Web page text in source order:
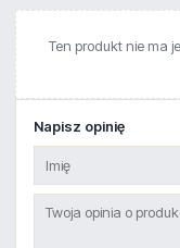
Ten produkt nie ma
Napisz opinię